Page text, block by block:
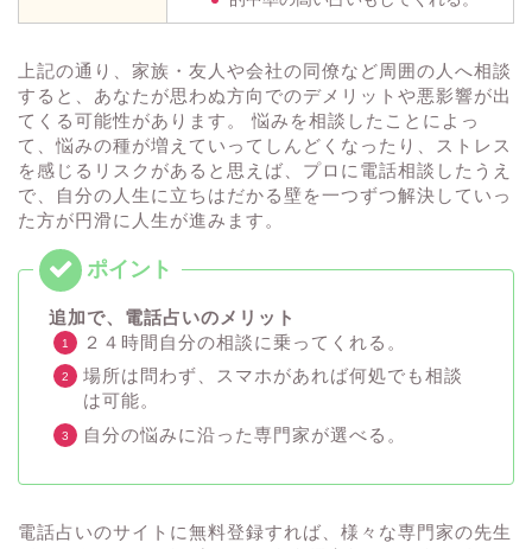
上記の通り、家族・友人や会社の同僚など周囲の人へ相談
すると、あなたが思わぬ方向でのデメリットや悪影響が出
てくる可能性があります。 悩みを相談したことによっ
て、悩みの種が増えていってしんどくなったり、ストレス
を感じるリスクがあると思えば、プロに電話相談したうえ
で、自分の人生に立ちはだかる壁を一つずつ解決していっ
た方が円滑に人生が進みます。
追加で、電話占いのメリット
２４時間自分の相談に乗ってくれる。
場所は問わず、スマホがあれば何処でも相談
は可能。
自分の悩みに沿った専門家が選べる。
電話占いのサイトに無料登録すれば、様々な専門家の先生